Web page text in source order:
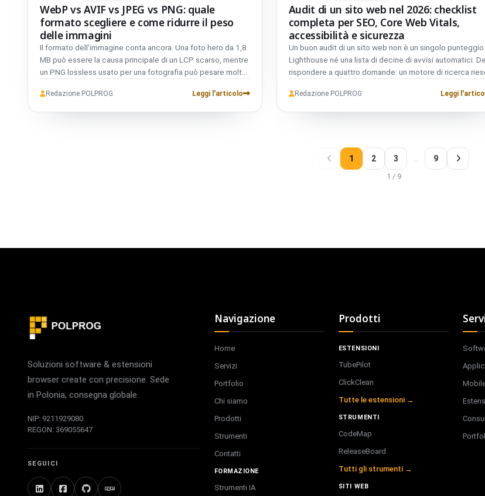
WebP vs AVIF vs JPEG vs PNG: quale
formato scegliere e come ridurre il peso
delle immagini
Il formato dell’immagine conta ancora. Una foto hero da 1,8
MB può essere la causa principale di un LCP scarso, mentre
un PNG lossless usato per una fotografia può pesare molte
convertire indiscriminatamente ogni asset nel formato più
Redazione POLPROG Leggi l'articolo
Audit di un sito web nel 2026: checklist
completa per SEO, Core Web Vitals,
accessibilità e sicurezza
Un buon audit di un sito web non è un singolo punteggio
Lighthouse né una lista di decine di avvisi automatici.
rispondere a quattro domande: un motore di ricerca
riesce a completare il proprio compito senza ostacoli, il
Redazione POLPROG Leggi
1 2 3 9
1 / 9
Soluzioni software & estensioni
browser create con precisione. Sede
in Polonia, consegna globale.
NIP: 9211929080
REGON: 369055647
SEGUICI
Navigazione
Home
Servizi
Portfolio
Chi siamo
Prodotti
Strumenti
Contatti
FORMAZIONE
Strumenti IA
Prodotti
ESTENSIONI
TubePilot
ClickClean
Tutte le estensioni →
STRUMENTI
CodeMap
ReleaseBoard
Tutti gli strumenti →
SITI WEB